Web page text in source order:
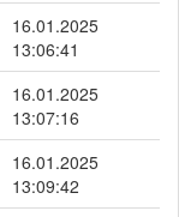
16.01.2025
13:06:41
16.01.2025
13:07:16
16.01.2025
13:09:42